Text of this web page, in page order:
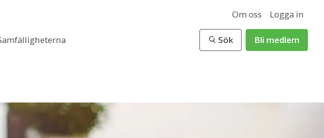
Om oss Logga in
Sök Bli medlem